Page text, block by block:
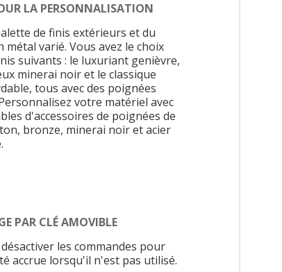
LA PERSONNALISATION
de finis extérieurs et du
métal varié. Vous avez le choix
suivants : le luxuriant genièvre,
minerai noir et le classique
tous avec des poignées
votre matériel avec
d'accessoires de poignées de
bronze, minerai noir et acier
PAR CLÉ AMOVIBLE
les commandes pour
accrue lorsqu'il n'est pas utilisé.